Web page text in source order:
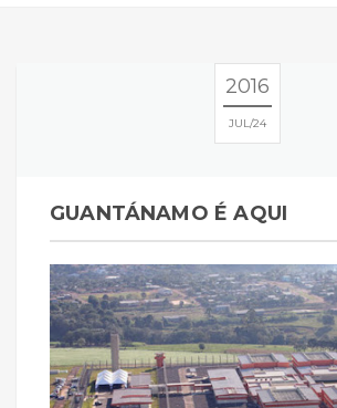
2016
JUL 24
GUANTÁNAMO É AQUI